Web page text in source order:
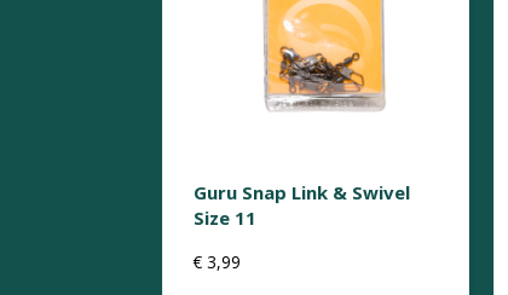
Guru Snap Link & Swivel
Size 11
€3,99